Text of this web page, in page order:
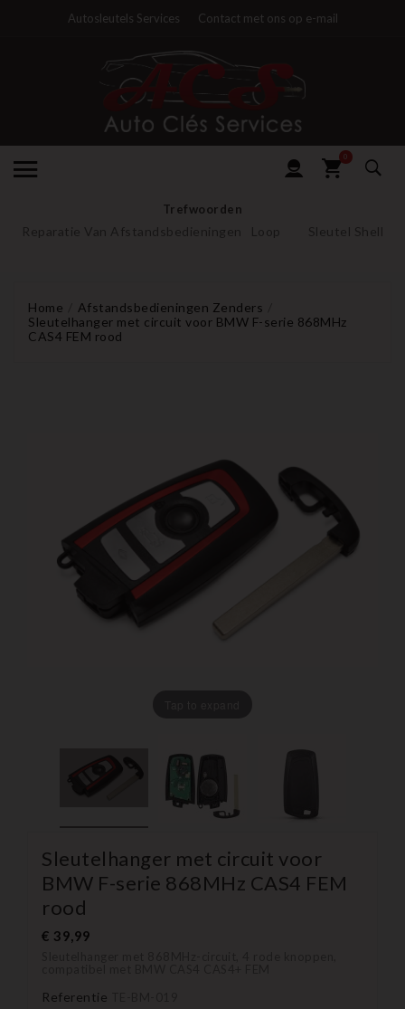
Autosleutels Services Contact met ons op e-mail
0
Trefwoorden
Reparatie Van Afstandsbedieningen Loop Sleutel Shell
Home
Afstandsbedieningen Zenders
Sleutelhanger met circuit voor BMW F-serie 868MHz
CAS4 FEM rood
Sleutelhanger met circuit voor
BMW F-serie 868MHz CAS4 FEM
rood
€ 39,99
Referentie